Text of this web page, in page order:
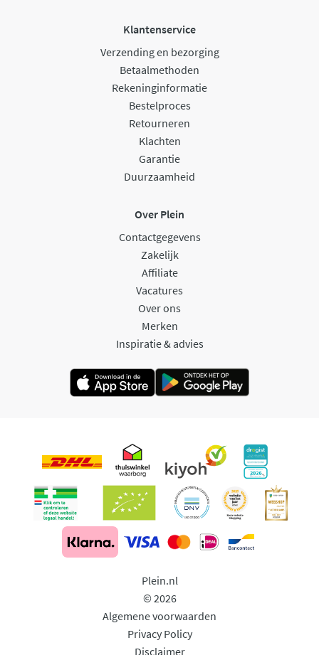
Klantenservice
Verzending en bezorging
Betaalmethoden
Rekeninginformatie
Bestelproces
Retourneren
Klachten
Garantie
Duurzaamheid
Over Plein
Contactgegevens
Zakelijk
Affiliate
Vacatures
Over ons
Merken
Inspiratie & advies
Plein.nl
© 2026
Algemene voorwaarden
Privacy Policy
Disclaimer